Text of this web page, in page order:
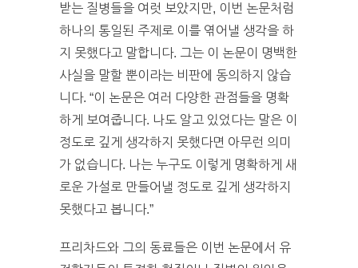
받는 질병들을 여럿 보았지만, 이번 논문처럼
하나의 통일된 주제로 이를 엮어낼 생각을 하
지 못했다고 말합니다. 그는 이 논문이 명백한
사실을 말할 뿐이라는 비판에 동의하지 않습
니다. “이 논문은 여러 다양한 관점들을 명확
하게 보여줍니다. 나도 알고 있었다는 말은 이
정도로 깊게 생각하지 못했다면 아무런 의미
가 없습니다. 나는 누구도 이렇게 명확하게 새
로운 가설로 만들어낼 정도로 깊게 생각하지
못했다고 봅니다.”
프리차드와 그의 동료들은 이번 논문에서 유